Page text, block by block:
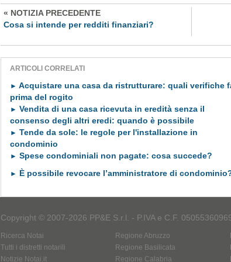
« NOTIZIA PRECEDENTE
Cosa si intende per redditi finanziari?
ARTICOLI CORRELATI
► Acquistare una casa da ristrutturare: quali verifiche
prima del rogito
► Vendita di una casa ricevuta in eredità senza il
consenso degli altri eredi: quando è possibile
► Tende da sole: le regole per l'installazione in
condominio
► Spese condominiali non pagate: cosa succede?
► È possibile revocare l’amministratore di
Copyright © 2007-2026 PP&E S.r.l. - P.IVA e C.F.
Ricerca Notai
Tutti i distretti notarili
Notizie Notai.it
Regione Abruzzo
Regione Basilicata
Regione Calabria